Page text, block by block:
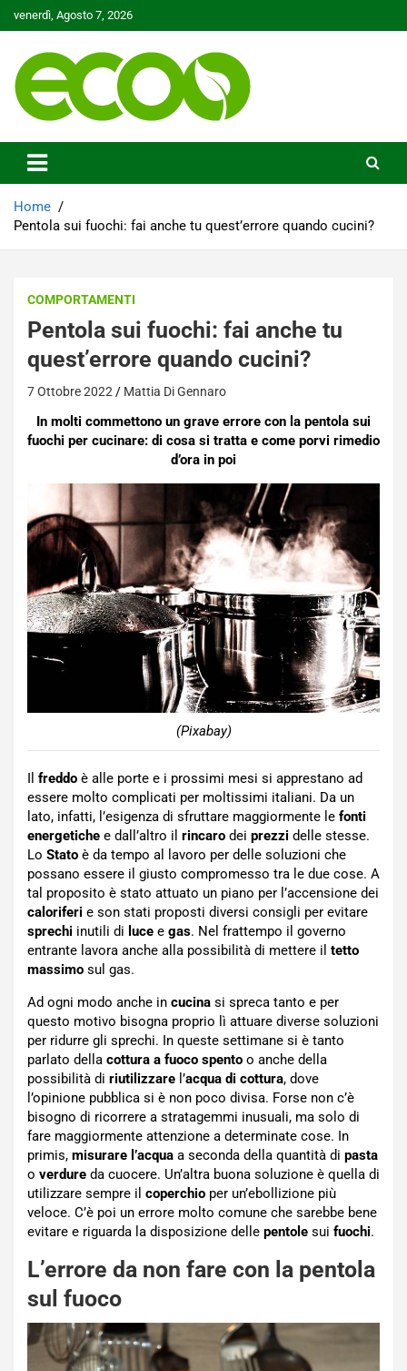
to
venerdì, Agosto 7, 2026
Ecoo.it
Home
Pentola sui fuochi: fai anche tu quest’errore quando cucini?
COMPORTAMENTI
Pentola sui fuochi: fai anche tu
quest’errore quando cucini?
7 Ottobre 2022 Mattia Di Gennaro
In molti commettono un grave errore con la pentola sui
fuochi per cucinare: di cosa si tratta e come porvi rimedio
d’ora in poi
(Pixabay)
Il freddo è alle porte e i prossimi mesi si apprestano ad
essere molto complicati per moltissimi italiani. Da un
lato, infatti, l’esigenza di sfruttare maggiormente le fonti
energetiche e dall’altro il rincaro dei prezzi delle stesse.
Lo Stato è da tempo al lavoro per delle soluzioni che
possano essere il giusto compromesso tra le due cose. A
tal proposito è stato attuato un piano per l’accensione dei
caloriferi e son stati proposti diversi consigli per evitare
sprechi inutili di luce e gas. Nel frattempo il governo
entrante lavora anche alla possibilità di mettere il tetto
massimo sul gas.
Ad ogni modo anche in cucina si spreca tanto e per
questo motivo bisogna proprio lì attuare diverse soluzioni
per ridurre gli sprechi. In queste settimane si è tanto
parlato della cottura a fuoco spento o anche della
possibilità di riutilizzare l’acqua di cottura, dove
l’opinione pubblica si è non poco divisa. Forse non c’è
bisogno di ricorrere a stratagemmi inusuali, ma solo di
fare maggiormente attenzione a determinate cose. In
primis, misurare l’acqua a seconda della quantità di pasta
o verdure da cuocere. Un’altra buona soluzione è quella di
utilizzare sempre il coperchio per un’ebollizione più
veloce. C’è poi un errore molto comune che sarebbe bene
evitare e riguarda la disposizione delle pentole sui fuochi.
L’errore da non fare con la pentola
sul fuoco